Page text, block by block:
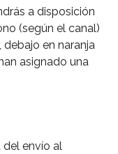
a disposición
(según el canal)
en naranja
asignado una
del envío al